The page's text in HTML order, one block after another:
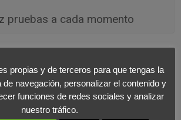
pruebas a cada momento
en datos?
todo lo anterior, podemos concluir
en los movimientos
propias y de terceros para que tengas la
de navegación, personalizar el contenido y
funciones de redes sociales y analizar
nuestro tráfico.